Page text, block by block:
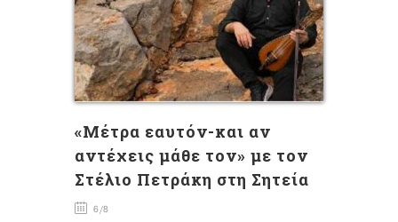
«Μέτρα εαυτόν-και αν
αντέχεις μάθε τον» με τον
Στέλιο Πετράκη στη Σητεία
6/8